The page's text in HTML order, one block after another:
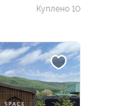
Куплено 10